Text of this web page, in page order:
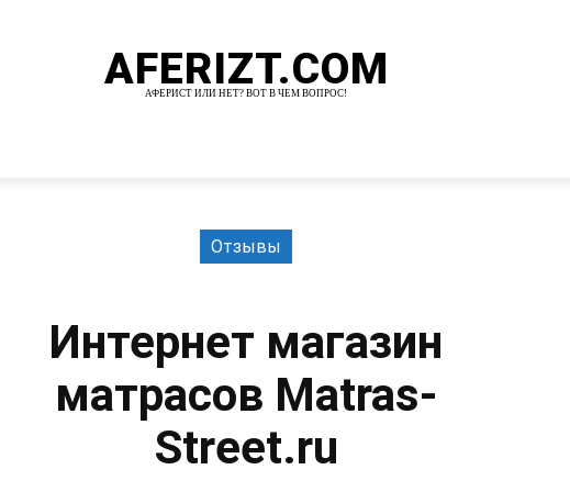
AFERIZT.COM
АФЕРИСТ ИЛИ НЕТ? ВОТ В ЧЕМ ВОПРОС!
Отзывы
Интернет магазин
матрасов Matras-
Street.ru